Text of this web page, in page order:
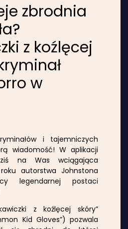
zbrodnia
z koźlęcej
w
i tajemniczych
wiadomość! W aplikacji
na Was wciągająca
autorstwa Johnstona
legendarnej postaci
z koźlęcej skóry”
Kid Gloves”) pozwala